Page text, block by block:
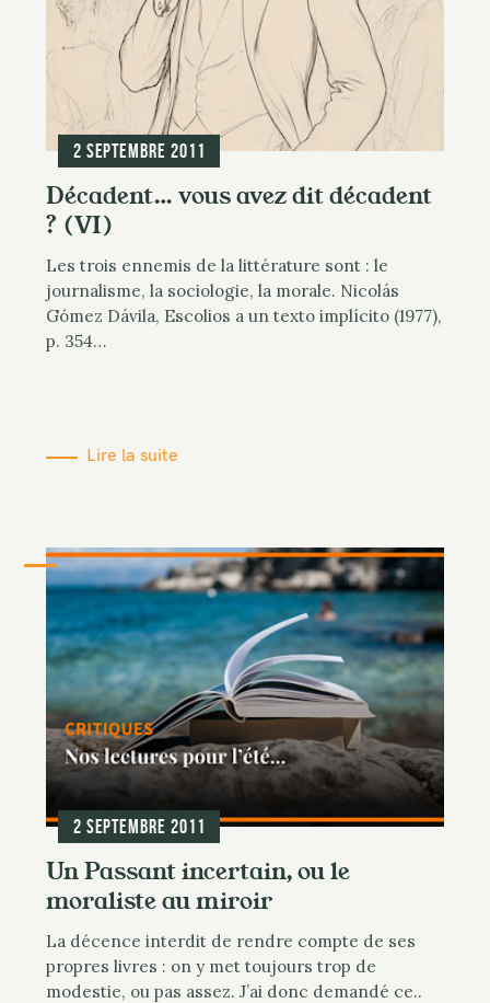
2 septembre 2011
Décadent… vous avez dit décadent
? (VI)
Les trois ennemis de la littérature sont : le
journalisme, la sociologie, la morale. Nicolás
Gómez Dávila, Escolios a un texto implícito (1977),
p. 354…
Lire la suite
2 septembre 2011
Un Passant incertain, ou le
moraliste au miroir
La décence interdit de rendre compte de ses
propres livres : on y met toujours trop de
modestie, ou pas assez. J’ai donc demandé ce..